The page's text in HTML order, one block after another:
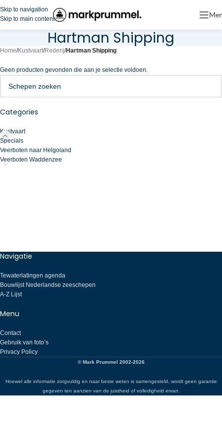
Skip to navigation
Skip to main content
Hartman Shipping
Categories
Kustvaart
Specials
Veerboten naar Helgoland
Veerboten Waddenzee
Home/Kustvaart/Rederij/Hartman Shipping
Geen producten gevonden die aan je selectie voldoen.
Navigatie
Tewaterlatingen agenda
Bouwlijst Nederlandse zeeschepen
A-Z Lijst
Menu
Contact
Gebruik van foto’s
Privacy Policy
© Mark Prummel 2002-2026
Hoewel alle informatie zorgvuldig en naar beste weten is samengesteld, wordt geen garantie
gegeven ten aanzien van de juistheid of volledigheid ervan.